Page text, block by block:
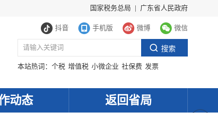
国家税务总局 广东省人民政府
抖音 手机版 微博 微信
本站热词： 个税 增值税 小微企业 社保费 发票
动态 返回省局